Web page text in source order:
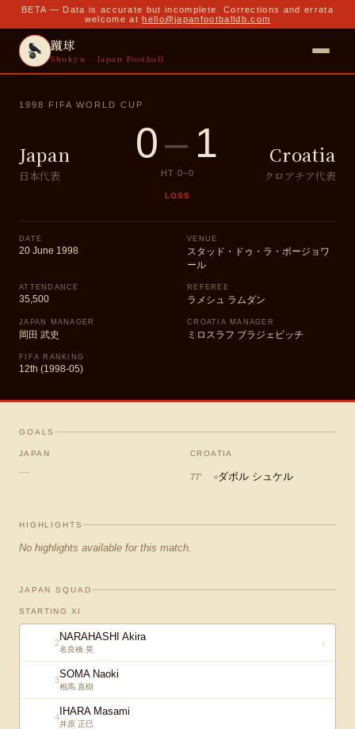
BETA — Data is accurate but incomplete. Corrections and errata
welcome at hello@japanfootballdb.com
蹴球
Shukyu · Japan Football
1998 FIFA WORLD CUP
Japan
日本代表
0– 1
HT 0–0
LOSS
Croatia
クロアチア代表
DATE
20 June 1998
VENUE
スタッド・ドゥ・ラ・ボージョワ
ール
ATTENDANCE
35,500
REFEREE
ラメシュ ラムダン
JAPAN MANAGER
岡田 武史
CROATIA MANAGER
ミロスラフ ブラジェビッチ
FIFA RANKING
12th (1998-05)
GOALS
JAPAN
—
CROATIA
77' ダボル シュケル
HIGHLIGHTS
No highlights available for this match.
JAPAN SQUAD
STARTING XI
2NARAHASHI Akira
名良橋 晃
↓
3SOMA Naoki
相馬 直樹
4 IHARA Masami
井原 正巳